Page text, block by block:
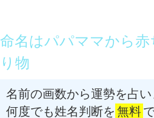
命名はパパママから
り物
名前の画数から運勢を占い
何度でも姓名判断を 無料